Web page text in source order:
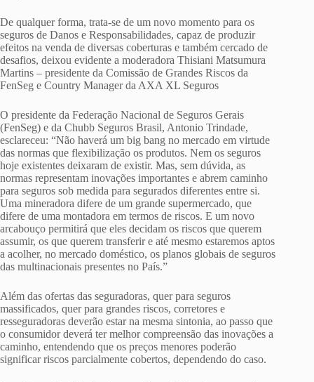
De qualquer forma, trata-se de um novo momento para os
seguros de Danos e Responsabilidades, capaz de produzir
efeitos na venda de diversas coberturas e também cercado de
desafios, deixou evidente a moderadora Thisiani Matsumura
Martins – presidente da Comissão de Grandes Riscos da
FenSeg e Country Manager da AXA XL Seguros
O presidente da Federação Nacional de Seguros Gerais
(FenSeg) e da Chubb Seguros Brasil, Antonio Trindade,
esclareceu: “Não haverá um big bang no mercado em virtude
das normas que flexibilização os produtos. Nem os seguros
hoje existentes deixaram de existir. Mas, sem dúvida, as
normas representam inovações importantes e abrem caminho
para seguros sob medida para segurados diferentes entre si.
Uma mineradora difere de um grande supermercado, que
difere de uma montadora em termos de riscos. E um novo
arcabouço permitirá que eles decidam os riscos que querem
assumir, os que querem transferir e até mesmo estaremos aptos
a acolher, no mercado doméstico, os planos globais de seguros
das multinacionais presentes no País.”
Além das ofertas das seguradoras, quer para seguros
massificados, quer para grandes riscos, corretores e
resseguradoras deverão estar na mesma sintonia, ao passo que
o consumidor deverá ter melhor compreensão das inovações a
caminho, entendendo que os preços menores poderão
significar riscos parcialmente cobertos, dependendo do caso.